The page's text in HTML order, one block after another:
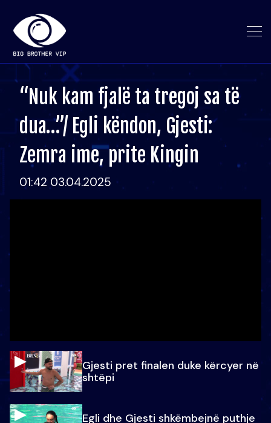
“Nuk kam fjalë ta tregoj sa të
dua…”/ Egli këndon, Gjesti:
Zemra ime, prite Kingin
01:42 03.04.2025
Gjesti pret finalen duke kërcyer në
shtëpi
Egli dhe Gjesti shkëmbejnë puthje